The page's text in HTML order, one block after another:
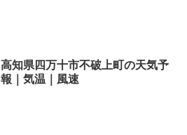
高知県四万十市不破上町の天気予
報｜気温｜風速